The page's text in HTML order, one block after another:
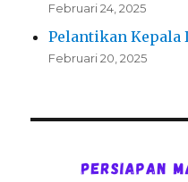
Februari 24, 2025
Pelantikan Kepala
Februari 20, 2025